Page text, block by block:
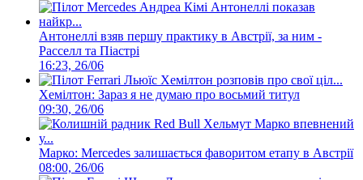
Антонеллі взяв першу практику в Австрії, за ним -
Расселл та Піастрі
16:23, 26/06
Хемілтон: Зараз я не думаю про восьмий титул
09:30, 26/06
Марко: Mercedes залишається фаворитом етапу в Австрії
08:00, 26/06